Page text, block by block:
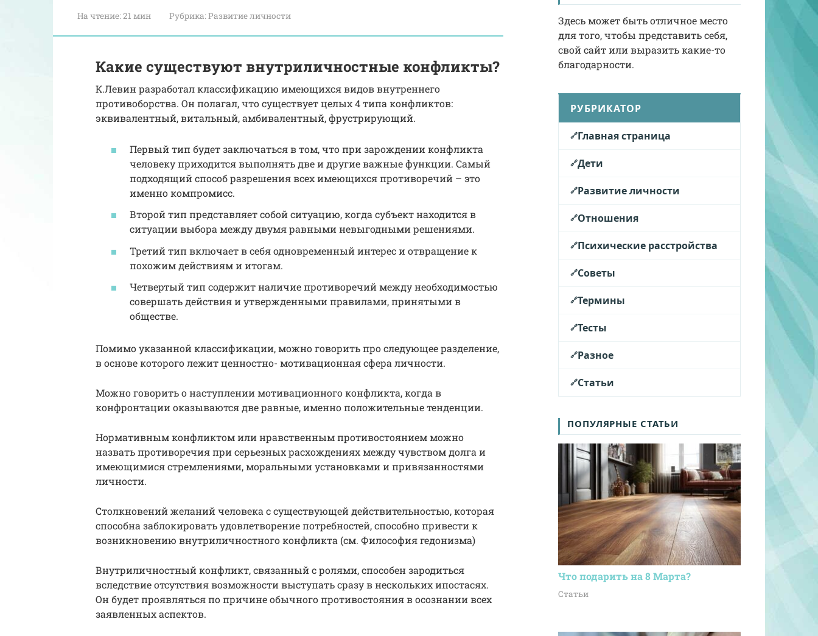
На чтение:21 мин Рубрика:Развитие личности
Какие существуют внутриличностные конфликты?
К.Левин разработал классификацию имеющихся видов внутреннего
противоборства. Он полагал, что существует целых 4 типа конфликтов:
эквивалентный, витальный, амбивалентный, фрустрирующий.
Первый тип будет заключаться в том, что при зарождении конфликта
человеку приходится выполнять две и другие важные функции. Самый
подходящий способ разрешения всех имеющихся противоречий – это
именно компромисс.
Второй тип представляет собой ситуацию, когда субъект находится в
ситуации выбора между двумя равными невыгодными решениями.
Третий тип включает в себя одновременный интерес и отвращение к
похожим действиям и итогам.
Четвертый тип содержит наличие противоречий между необходимостью
совершать действия и утвержденными правилами, принятыми в
обществе.
Помимо указанной классификации, можно говорить про следующее разделение,
в основе которого лежит ценностно- мотивационная сфера личности.
Можно говорить о наступлении мотивационного конфликта, когда в
конфронтации оказываются две равные, именно положительные тенденции.
Нормативным конфликтом или нравственным противостоянием можно
назвать противоречия при серьезных расхождениях между чувством долга и
имеющимися стремлениями, моральными установками и привязанностями
личности.
Столкновений желаний человека с существующей действительностью, которая
способна заблокировать удовлетворение потребностей, способно привести к
возникновению внутриличностного конфликта (см. Философия гедонизма)
Внутриличностный конфликт, связанный с ролями, способен зародиться
вследствие отсутствия возможности выступать сразу в нескольких ипостасях.
Он будет проявляться по причине обычного противостояния в осознании всех
заявленных аспектов.
Здесь может быть отличное место
для того, чтобы представить себя,
свой сайт или выразить какие-то
благодарности.
РУБРИКАТОР
Главная страница
Дети
Развитие личности
Отношения
Психические расстройства
Советы
Термины
Тесты
Разное
Статьи
ПОПУЛЯРНЫЕ СТАТЬИ
Что подарить на 8 Марта?
Статьи